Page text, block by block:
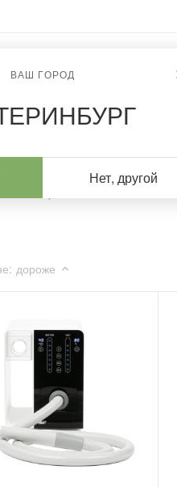
ВАШ ГОРОД
Нет, другой
: дороже